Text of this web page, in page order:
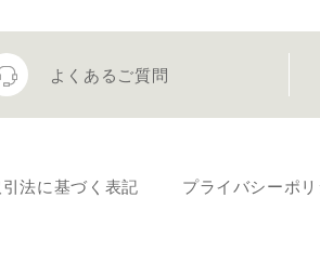
よくあるご質問
法に基づく表記 プライバシーポ